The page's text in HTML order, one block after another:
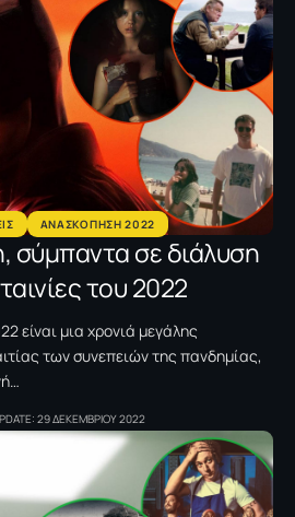
ΑΝΑΣΚΟΠΗΣΗ 2022
σύμπαντα σε διάλυση
του 2022
είναι μια χρονιά μεγάλης
των συνεπειών της πανδημίας,
29 ΔΕΚΕΜΒΡΙΟΥ 2022